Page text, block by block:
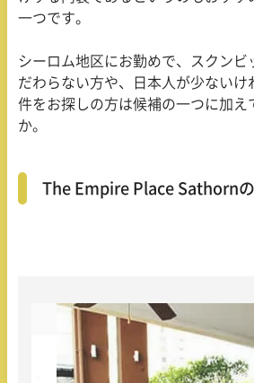
一つです。
シーロム地区にお勤めで、スクンビ
だわらない方や、日本人が少ないけ
件をお探しの方は候補の一つに加え
か。
The Empire Place Sathorn